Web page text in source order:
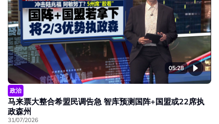
05:28
政治
马来票大整合希盟民调告急 智库预测国阵+国盟或22席执
政森州
31/07/2026